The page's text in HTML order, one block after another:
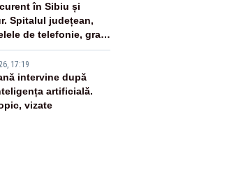
în Sibiu și
Spitalul județean,
de telefonie, grav
17:19
intervine după
artificială.
vizate